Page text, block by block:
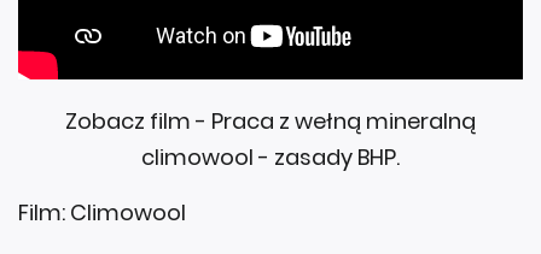
Zobacz film - Praca z wełną mineralną
climowool - zasady BHP.
Film: Climowool